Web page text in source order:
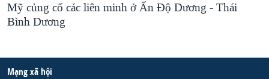
Mỹ củng cố các liên minh ở Ấn Độ Dương - Thái
Bình Dương
Mạng xã hội